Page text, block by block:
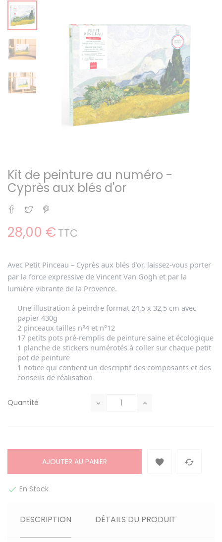
Kit de peinture au numéro -
Cyprès aux blés d'or
Partager
Tweet
28,00 € TTC
Avec Petit Pinceau – Cyprès aux blés d’or, laissez-vous porter
par la force expressive de Vincent Van Gogh et par la
lumière vibrante de la Provence.
Une illustration à peindre format 24,5 x 32,5 cm avec
papier 430g
2 pinceaux tailles n°4 et n°12
17 petits pots pré-remplis de peinture saine et écologique
1 planche de stickers numérotés à coller sur chaque petit
pot de peinture
1 notice qui contient un descriptif des composants et des
conseils de réalisation
Quantité
AJOUTER AU PANIER  
 En Stock
DESCRIPTION DÉTAILS DU PRODUIT